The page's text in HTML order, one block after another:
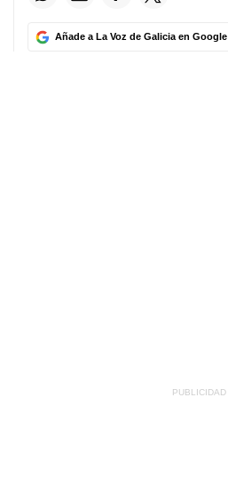
Añade a La Voz de Galicia en Google